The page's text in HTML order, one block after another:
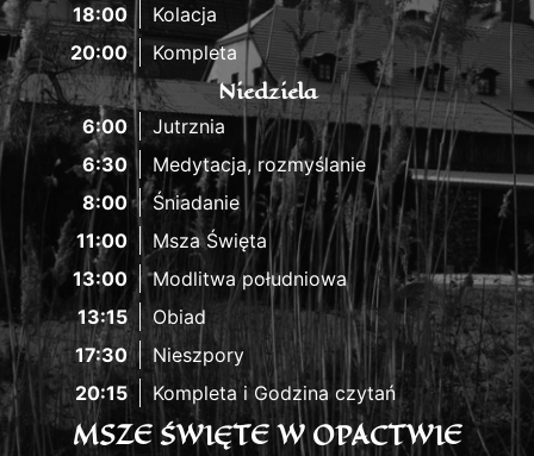
18:00
Kolacja
20:00
Kompleta
Niedziela
6:00
Jutrznia
6:30
Medytacja, rozmyślanie
8:00
Śniadanie
11:00
Msza Święta
13:00
Modlitwa południowa
13:15
Obiad
17:30
Nieszpory
20:15
Kompleta i Godzina czytań
MSZE ŚWIĘTE W OPACTWIE